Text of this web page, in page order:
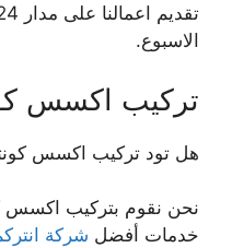
الاسبوع.
تركيب اكسس
هل تود تركيب اكسس
نحن نقوم بتركيب اكسس
خدمات أفضل شركة